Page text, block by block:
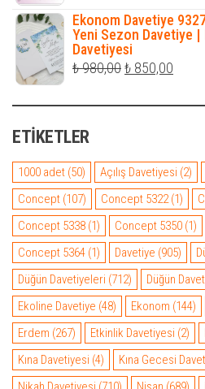
₺
Ekonom Davetiye
Yeni Sezon Davetiye
Davetiyesi
₺980,00Orijinal
₺ 850,00
ETIKETLER
1000 adet (50) Açılış Davetiyesi (2)
Concept (107) Concept 5322(1)
Concept 5338 (1) Concept 5350 (1)
Concept 5364 (1) Davetiye (905)
Düğün Davetiyeleri (712) Düğün
Ekoline Davetiye (48) Ekonom (144)
Erdem (267) Etkinlik Davetiyesi (2)
Kına Davetiyesi (4) Kına Gecesi